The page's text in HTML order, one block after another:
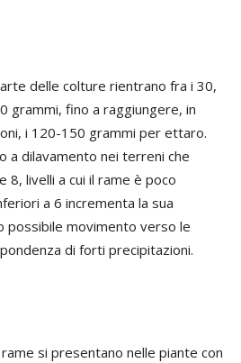
delle colture rientrano fra i 30,
grammi, fino a raggiungere, in
i 120-150 grammi per ettaro.
a dilavamento nei terreni che
livelli a cui il rame è poco
a 6 incrementa la sua
possibile movimento verso le
di forti precipitazioni.
si presentano nelle piante con